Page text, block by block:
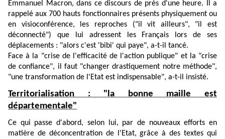
Emmanuel Macron, dans ce discours de près d'une heure. Il a
rappelé aux 700 hauts fonctionnaires présents physiquement ou
en visioconférence, les reproches ("il vit ailleurs", "il est
déconnecté") que lui adressent les Français lors de ses
déplacements : "alors c'est 'bibi' qui paye", a-t-il tancé.
Face à la "crise de l'efficacité de l'action publique" et la "crise
de confiance", il faut "changer drastiquement notre méthode",
"une transformation de l'Etat est indispensable", a-t-il insisté.
Territorialisation : "la bonne maille est
départementale"
Ce qui passe d'abord, selon lui, par de nouveaux efforts en
matière de déconcentration de l'Etat, grâce à des textes qui